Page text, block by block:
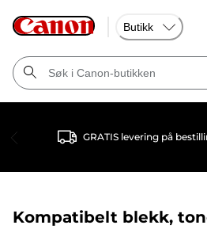
Butikk
GRATIS levering på
Kompatibelt blekk,